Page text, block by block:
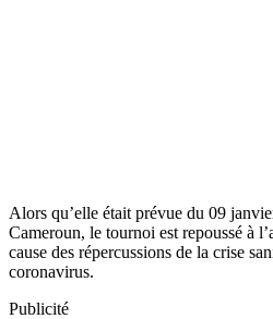
Alors qu’elle était prévue du 09
Cameroun, le tournoi est repoussé à
cause des répercussions de la crise
coronavirus.
Publicité